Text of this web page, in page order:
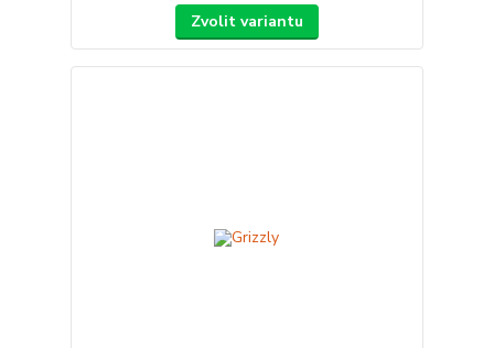
Zvolit variantu